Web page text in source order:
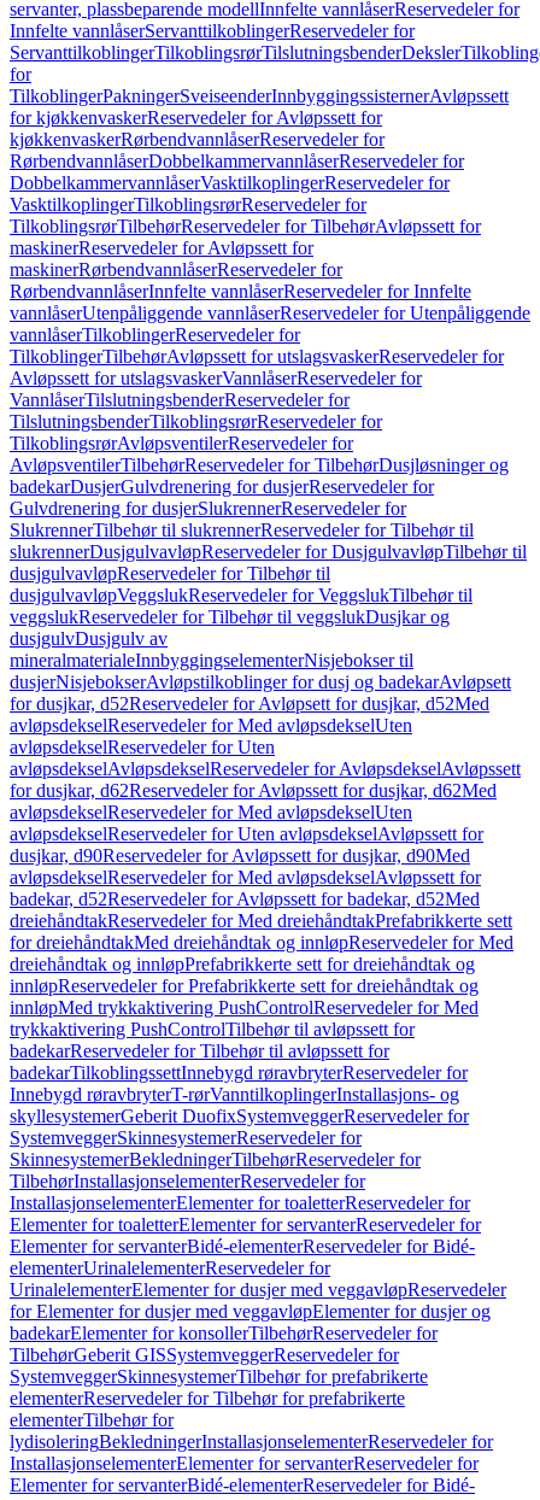
servanter, plassbeparende modellInnfelte vannlåserReservedeler for
Innfelte vannlåserServanttilkoblingerReservedeler for
ServanttilkoblingerTilkoblingsrørTilslutningsbenderDeksler
for
TilkoblingerPakningerSveiseenderInnbyggingssisternerAvløpssett
for kjøkkenvaskerReservedeler for Avløpssett for
kjøkkenvaskerRørbendvannlåserReservedeler for
RørbendvannlåserDobbelkammervannlåserReservedeler for
DobbelkammervannlåserVasktilkoplingerReservedeler for
VasktilkoplingerTilkoblingsrørReservedeler for
TilkoblingsrørTilbehørReservedeler for TilbehørAvløpssett for
maskinerReservedeler for Avløpssett for
maskinerRørbendvannlåserReservedeler for
RørbendvannlåserInnfelte vannlåserReservedeler for Innfelte
vannlåserUtenpåliggende vannlåserReservedeler for Utenpåliggende
vannlåserTilkoblingerReservedeler for
TilkoblingerTilbehørAvløpssett for utslagsvaskerReservedeler for
Avløpssett for utslagsvaskerVannlåserReservedeler for
VannlåserTilslutningsbenderReservedeler for
TilslutningsbenderTilkoblingsrørReservedeler for
TilkoblingsrørAvløpsventilerReservedeler for
AvløpsventilerTilbehørReservedeler for TilbehørDusjløsninger og
badekarDusjerGulvdrenering for dusjerReservedeler for
Gulvdrenering for dusjerSlukrennerReservedeler for
SlukrennerTilbehør til slukrennerReservedeler for Tilbehør til
slukrennerDusjgulvavløpReservedeler for DusjgulvavløpTilbehør til
dusjgulvavløpReservedeler for Tilbehør til
dusjgulvavløpVeggslukReservedeler for VeggslukTilbehør til
veggslukReservedeler for Tilbehør til veggslukDusjkar og
dusjgulvDusjgulv av
mineralmaterialeInnbyggingselementerNisjebokser til
dusjerNisjebokserAvløpstilkoblinger for dusj og badekarAvløpsett
for dusjkar, d52Reservedeler for Avløpsett for dusjkar, d52Med
avløpsdekselReservedeler for Med avløpsdekselUten
avløpsdekselReservedeler for Uten
avløpsdekselAvløpsdekselReservedeler for AvløpsdekselAvløpssett
for dusjkar, d62Reservedeler for Avløpssett for dusjkar, d62Med
avløpsdekselReservedeler for Med avløpsdekselUten
avløpsdekselReservedeler for Uten avløpsdekselAvløpssett for
dusjkar, d90Reservedeler for Avløpssett for dusjkar, d90Med
avløpsdekselReservedeler for Med avløpsdekselAvløpssett for
badekar, d52Reservedeler for Avløpssett for badekar, d52Med
dreiehåndtakReservedeler for Med dreiehåndtakPrefabrikkerte sett
for dreiehåndtakMed dreiehåndtak og innløpReservedeler for Med
dreiehåndtak og innløpPrefabrikkerte sett for dreiehåndtak og
innløpReservedeler for Prefabrikkerte sett for dreiehåndtak og
innløpMed trykkaktivering PushControlReservedeler for Med
trykkaktivering PushControlTilbehør til avløpssett for
badekarReservedeler for Tilbehør til avløpssett for
badekarTilkoblingssettInnebygd røravbryterReservedeler for
Innebygd røravbryterT-rørVanntilkoplingerInstallasjons- og
skyllesystemerGeberit DuofixSystemveggerReservedeler for
SystemveggerSkinnesystemerReservedeler for
SkinnesystemerBekledningerTilbehørReservedeler for
TilbehørInstallasjonselementerReservedeler for
InstallasjonselementerElementer for toaletterReservedeler for
Elementer for toaletterElementer for servanterReservedeler for
Elementer for servanterBidé-elementerReservedeler for Bidé-
elementerUrinalelementerReservedeler for
UrinalelementerElementer for dusjer med veggavløpReservedeler
for Elementer for dusjer med veggavløpElementer for dusjer og
badekarElementer for konsollerTilbehørReservedeler for
TilbehørGeberit GISSystemveggerReservedeler for
SystemveggerSkinnesystemerTilbehør for prefabrikerte
elementerReservedeler for Tilbehør for prefabrikerte
elementerTilbehør for
lydisoleringBekledningerInstallasjonselementerReservedeler for
InstallasjonselementerElementer for servanterReservedeler for
Elementer for servanterBidé-elementerReservedeler for Bidé-